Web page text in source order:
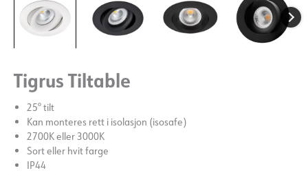
Tigrus Tiltable
25° tilt
Kan monteres rett i isolasjon (isosafe)
2700K eller 3000K
Sort eller hvit farge
IP44